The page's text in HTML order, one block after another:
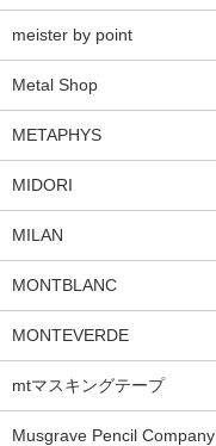
meister by point
Metal Shop
METAPHYS
MIDORI
MILAN
MONTBLANC
MONTEVERDE
mtマスキングテープ
Musgrave Pencil Company